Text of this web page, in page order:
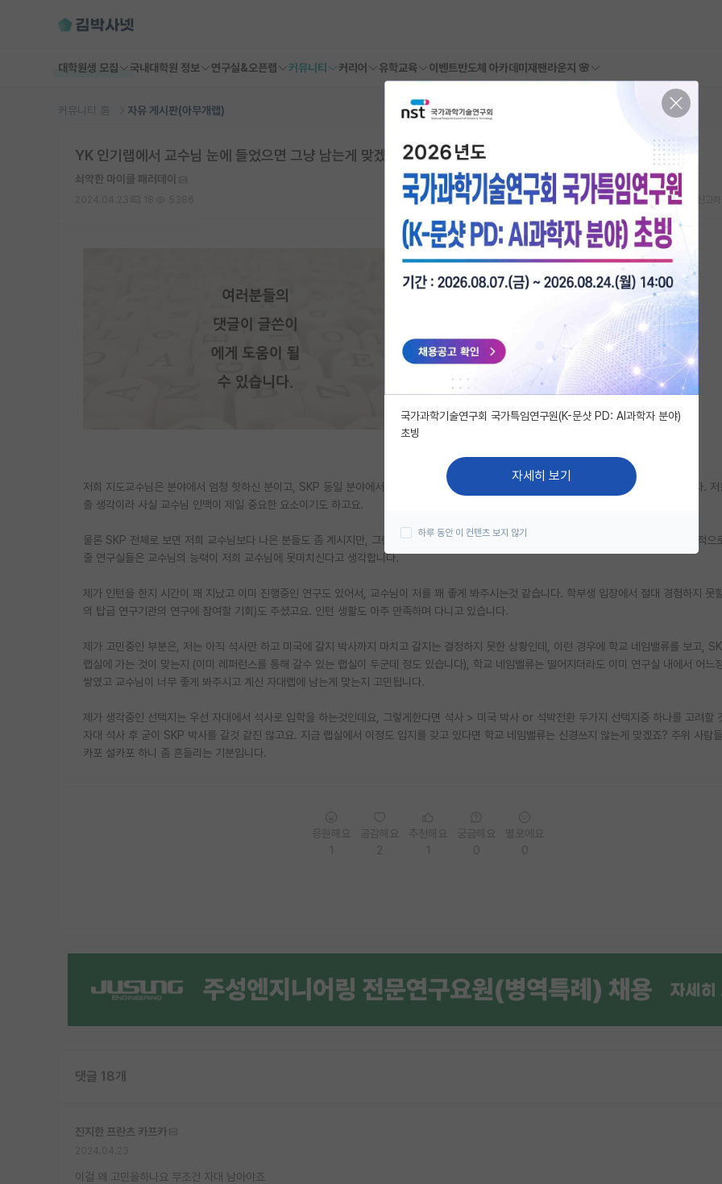
대학원생 모집 국내대학원 정보 연구실&오픈랩 커뮤니티 커리어 유학교육 이벤트반도체 아카데미 재팬라운지 🌸
커뮤니티 홈 자유 게시판(아무개랩)
YK 인기랩에서 교수님 눈에 들었으면 그냥 남는게 맞겠죠?
쇠약한 마이클 패러데이
스크랩
저희 지도교수님은 분야에서 엄청 핫하신 분이고, SKP 동일 분야에서 찾아봐도 저희 교수님보다 인맥 + 실적 면에서 나으신분이 몇 안계십니다. 저
출 생각이라 사실 교수님 인맥이 제일 중요한 요소이기도 하고요.
물론 SKP 전체로 보면 저희 교수님보다 나은 분들도 좀 계시지만, 그런데는 애초에 자대생도 들어가기 힘든 학교별 완전 탑랩들 뿐이라.. 현실적으
줄 연구실들은 교수님의 능력이 저희 교수님에 못미치신다고 생각합니다.
제가 인턴을 한지 시간이 꽤 지났고 이미 진행중인 연구도 있어서, 교수님이 저를 꽤 좋게 봐주시는것 같습니다. 학부생 입장에서 절대 경험하지 못
의 탑급 연구기관의 연구에 참여할 기회)도 주셨고요. 인턴 생활도 아주 만족하며 다니고 있습니다.
제가 고민중인 부분은, 저는 아직 석사만 하고 미국에 갈지 박사까지 마치고 갈지는 결정하지 못한 상황인데, 이런 경우에 학교 네임밸류를 보고,
랩실에 가는 것이 맞는지 (이미 레퍼런스를 통해 갈수 있는 랩실이 두군데 정도 있습니다), 학교 네임밸류는 떨어지더라도 이미 연구실 내에서 어느
쌓였고 교수님이 너무 좋게 봐주시고 계신 자대랩에 남는게 맞는지 고민됩니다.
제가 생각중인 선택지는 우선 자대에서 석사로 입학을 하는것인데요, 그렇게한다면 석사 > 미국 박사 or 석박전환 두가지 선택지중 하나를 고려할
자대 석사 후 굳이 SKP 박사를 갈것 같진 않고요. 지금 랩실에서 이정도 입지를 갖고 있다면 학교 네임밸류는 신경쓰지 않는게 맞겠죠? 주위 사람
카포 설카포 하니 좀 흔들리는 기분입니다.
댓글 18개
진지한 프란츠 카프카
이걸 왜 고민을하나요 무조건 자대 남아야죠
국가과학기술연구회 국가특임연구원(K-문샷 PD: AI과학자 분야)
초빙
자세히 보기
하루 동안 이 컨텐츠 보지 않기